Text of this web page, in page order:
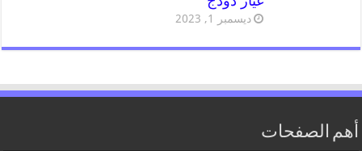
ديسمبر 1, 2023
أهم الصفحات